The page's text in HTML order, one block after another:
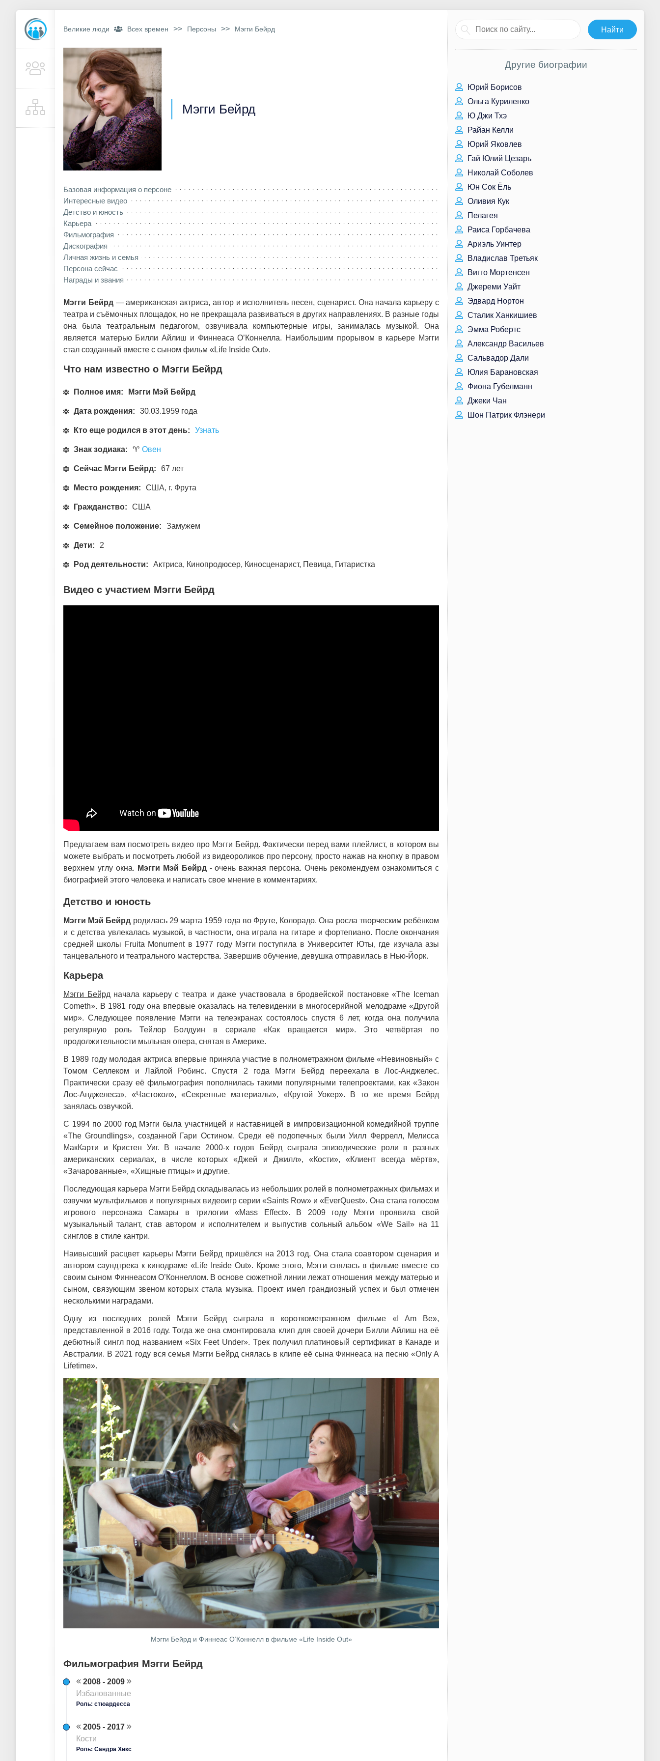
Великие люди Всех времен >> Персоны >> Мэгги Бейрд
Мэгги Бейрд
Базовая информация о персоне
Интересные видео
Детство и юность
Карьера
Фильмография
Дискография
Личная жизнь и семья
Персона сейчас
Награды и звания
Мэгги Бейрд— американская актриса, автор и исполнитель песен, сценарист. Она начала карьеру с
театра и съёмочных площадок, но не прекращала развиваться в других направлениях. В разные годы
она была театральным педагогом, озвучивала компьютерные игры, занималась музыкой. Она
является матерью Билли Айлиш и Финнеаса О’Коннелла. Наибольшим прорывом в карьере Мэгги
стал созданный вместе с сыном фильм «Life Inside Out».
Что нам известно о Мэгги Бейрд
Полное имя: Мэгги Мэй Бейрд
Дата рождения: 30.03.1959 года
Кто еще родился в этот день: Узнать
Знак зодиака: ♈ Овен
Сейчас Мэгги Бейрд: 67 лет
Место рождения: США, г. Фрута
Гражданство: США
Семейное положение: Замужем
Дети: 2
Род деятельности: Актриса, Кинопродюсер, Киносценарист, Певица, Гитаристка
Видео с участием Мэгги Бейрд
Предлагаем вам посмотреть видео про Мэгги Бейрд. Фактически перед вами плейлист, в котором вы
можете выбрать и посмотреть любой из видеороликов про персону, просто нажав на кнопку в правом
верхнем углу окна. Мэгги Мэй Бейрд- очень важная персона. Очень рекомендуем ознакомиться с
биографией этого человека и написать свое мнение в комментариях.
Детство и юность
Мэгги Мэй Бейрд родилась 29 марта 1959 года во Фруте, Колорадо. Она росла творческим ребёнком
и с детства увлекалась музыкой, в частности, она играла на гитаре и фортепиано. После окончания
средней школы Fruita Monument в 1977 году Мэгги поступила в Университет Юты, где изучала азы
танцевального и театрального мастерства. Завершив обучение, девушка отправилась в Нью-Йорк.
Карьера
Мэгги Бейрд начала карьеру с театра и даже участвовала в бродвейской постановке «The Iceman
Cometh». В 1981 году она впервые оказалась на телевидении в многосерийной мелодраме «Другой
мир». Следующее появление Мэгги на телеэкранах состоялось спустя 6 лет, когда она получила
регулярную роль Тейлор Болдуин в сериале «Как вращается мир». Это четвёртая по
продолжительности мыльная опера, снятая в Америке.
В 1989 году молодая актриса впервые приняла участие в полнометражном фильме «Невиновный» с
Томом Селлеком и Лайлой Робинс. Спустя 2 года Мэгги Бейрд переехала в Лос-Анджелес.
Практически сразу её фильмография пополнилась такими популярными телепроектами, как «Закон
Лос-Анджелеса», «Частокол», «Секретные материалы», «Крутой Уокер». В то же время Бейрд
занялась озвучкой.
С 1994 по 2000 год Мэгги была участницей и наставницей в импровизационной комедийной труппе
«The Groundlings», созданной Гари Остином. Среди её подопечных были Уилл Феррелл, Мелисса
МакКарти и Кристен Уиг. В начале 2000-х годов Бейрд сыграла эпизодические роли в разных
американских сериалах, в числе которых «Джей и Джилл», «Кости», «Клиент всегда мёртв»,
«Зачарованные», «Хищные птицы» и другие.
Последующая карьера Мэгги Бейрд складывалась из небольших ролей в полнометражных фильмах и
озвучки мультфильмов и популярных видеоигр серии «Saints Row» и «EverQuest». Она стала голосом
игрового персонажа Самары в трилогии «Mass Effect». В 2009 году Мэгги проявила свой
музыкальный талант, став автором и исполнителем и выпустив сольный альбом «We Sail» на 11
синглов в стиле кантри.
Наивысший расцвет карьеры Мэгги Бейрд пришёлся на 2013 год. Она стала соавтором сценария и
автором саундтрека к кинодраме «Life Inside Out». Кроме этого, Мэгги снялась в фильме вместе со
своим сыном Финнеасом О’Коннеллом. В основе сюжетной линии лежат отношения между матерью и
сыном, связующим звеном которых стала музыка. Проект имел грандиозный успех и был отмечен
несколькими наградами.
Одну из последних ролей Мэгги Бейрд сыграла в короткометражном фильме «I Am Be»,
представленной в 2016 году. Тогда же она смонтировала клип для своей дочери Билли Айлиш на её
дебютный сингл под названием «Six Feet Under». Трек получил платиновый сертификат в Канаде и
Австралии. В 2021 году вся семья Мэгги Бейрд снялась в клипе её сына Финнеаса на песню «Only A
Lifetime».
Мэгги Бейрд и Финнеас О’Коннелл в фильме «Life Inside Out»
Фильмография Мэгги Бейрд
2008 - 2009
Избалованные
Роль: стюардесса
2005 - 2017
Кости
Роль: Сандра Хикс
Другие биографии
Юрий Борисов
Ольга Куриленко
Ю Джи Тхэ
Райан Келли
Юрий Яковлев
Гай Юлий Цезарь
Николай Соболев
Юн Сок Ёль
Оливия Кук
Пелагея
Раиса Горбачева
Ариэль Уинтер
Владислав Третьяк
Вигго Мортенсен
Джереми Уайт
Эдвард Нортон
Сталик Ханкишиев
Эмма Робертс
Александр Васильев
Сальвадор Дали
Юлия Барановская
Фиона Губелманн
Джеки Чан
Шон Патрик Флэнери